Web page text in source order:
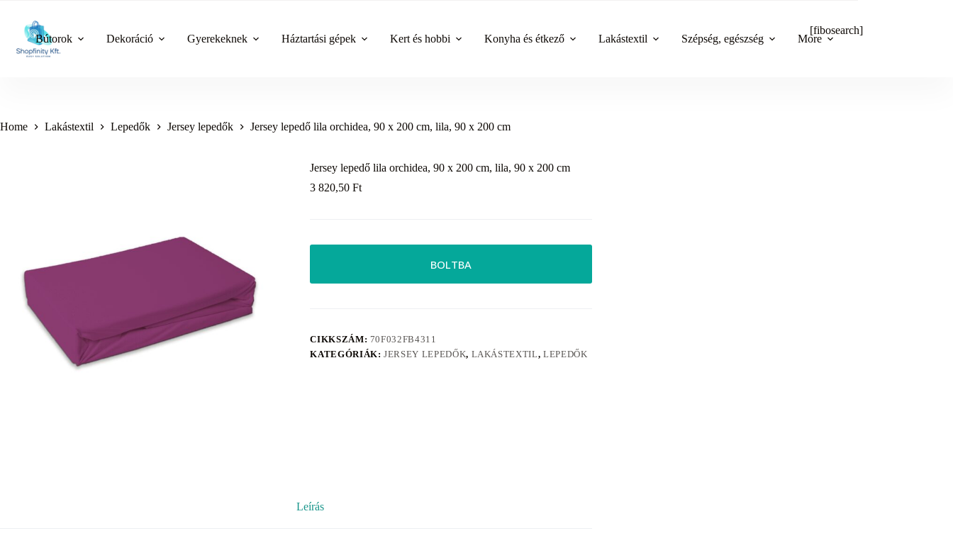
content
Bútorok Dekoráció Gyerekeknek Háztartási gépek Kert és hobbi Konyha és étkező Lakástextil Szépség, egészség More
[fibosearch]
Home Lakástextil Lepedők Jersey lepedők Jersey lepedő lila orchidea, 90 x 200 cm, lila, 90 x 200 cm
Jersey lepedő lila orchidea, 90 x 200 cm, lila, 90 x 200 cm
3 820,50Ft
BOLTBA
CIKKSZÁM: 70F032FB4311
KATEGÓRIÁK:JERSEY LEPEDŐK, LAKÁSTEXTIL,LEPEDŐK
Leírás